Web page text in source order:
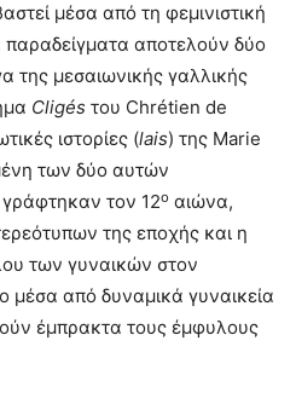
μέσα από τη φεμινιστική
παραδείγματα αποτελούν δύο
της μεσαιωνικής γαλλικής
Cligés του Chrétien de
ιστορίες (lais) της Marie
των δύο αυτών
τον 12ο αιώνα,
της εποχής και η
των γυναικών στον
μέσα από δυναμικά γυναικεία
έμπρακτα τους έμφυλους